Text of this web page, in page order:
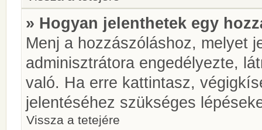
» Hogyan jelenthetek egy
Menj a hozzászóláshoz, melyet
adminisztrátora engedélyezte,
való. Ha erre kattintasz,
jelentéséhez szükséges
Vissza a tetejére